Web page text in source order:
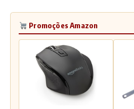
Promoções Amazon